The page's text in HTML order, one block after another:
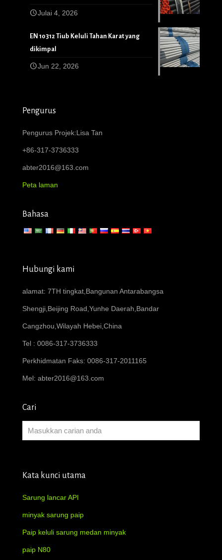
Julai 4, 2026
EN 10312 Tiub Keluli Tahan Karat yang
dikimpal
Jun 22, 2026
Pengurus
Pengurus Projek:Lisa Tan
+86-317-3736333
abter2016@163.com
Peta laman
Bahasa
Hubungi kami
alamat: 7TH tingkat,Bangunan Antarabangsa
Shengji,Beijing Road,Yunhe Daerah,Bandar
Cangzhou,Wilayah Hebei,China
Tel : 0086-317-3736333
Perkhidmatan Faks: 0086-317-2011165
Mel: abter2016@163.com
Cari
Kata kunci utama
Sarung lancar API
minyak sarung paip
Paip keluli sarung medan minyak
paip N80